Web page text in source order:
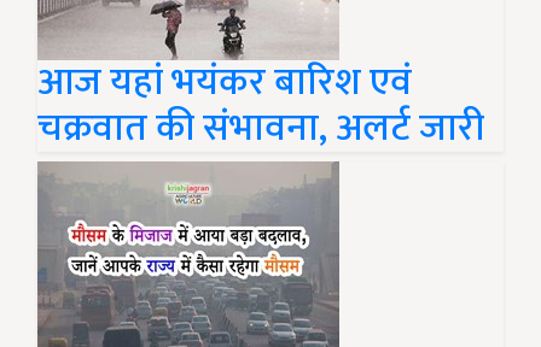
आज यहां भयंकर बारिश एवं
चक्रवात की संभावना, अलर्ट जारी